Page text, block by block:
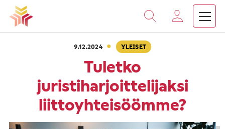
Vieritä
sisältöön
Etusivu Tuletko
9.12.2024· YLEISET
Tuletko
juristiharjoittelijaksi
liittoyhteisöömme?